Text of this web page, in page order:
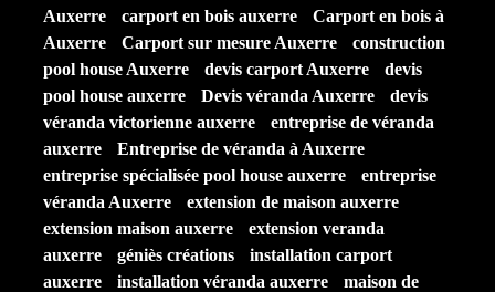
Auxerre
carport en bois auxerre
Carport en bois à
Auxerre
Carport sur mesure Auxerre
construction
pool house Auxerre
devis carport Auxerre
devis
pool house auxerre
Devis véranda Auxerre
devis
véranda victorienne auxerre
entreprise de véranda
auxerre
Entreprise de véranda à Auxerre
entreprise spécialisée pool house auxerre
entreprise
véranda Auxerre
extension de maison auxerre
extension maison auxerre
extension veranda
auxerre
géniès créations
installation carport
auxerre
installation véranda auxerre
maison de